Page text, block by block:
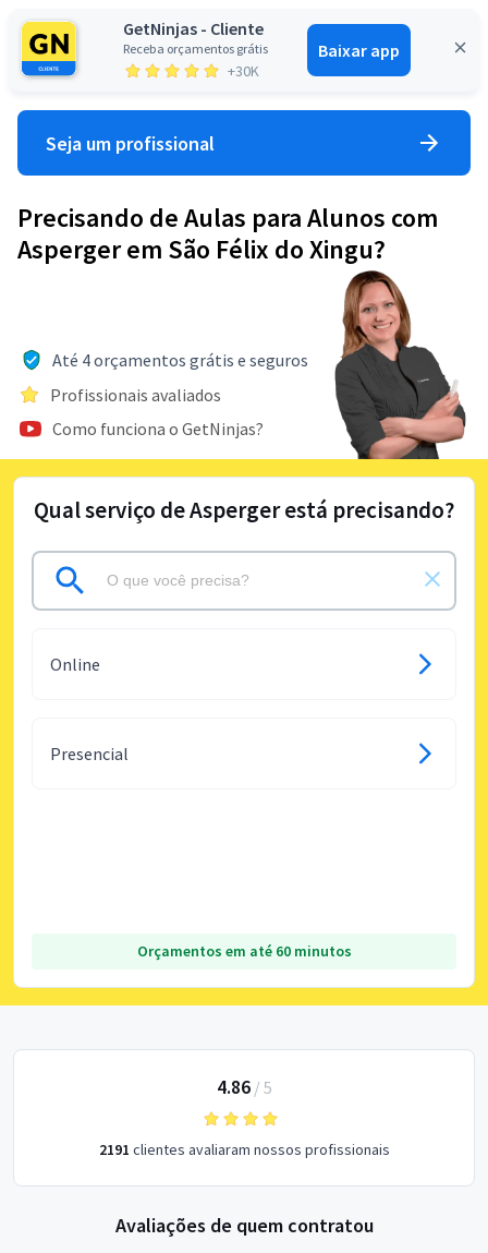
GetNinjas - Cliente
Receba orçamentos grátis
+30K
Baixar app
Entrar
Seja um profissional
Precisando de Aulas para Alunos com
Asperger em São Félix do Xingu?
Até 4 orçamentos grátis e seguros
Profissionais avaliados
Como funciona o GetNinjas?
Qual serviço de Asperger está precisando?
Online
Presencial
Orçamentos em até 60 minutos
4.86/ 5
2191 clientes avaliaram nossos profissionais
Avaliações de quem contratou